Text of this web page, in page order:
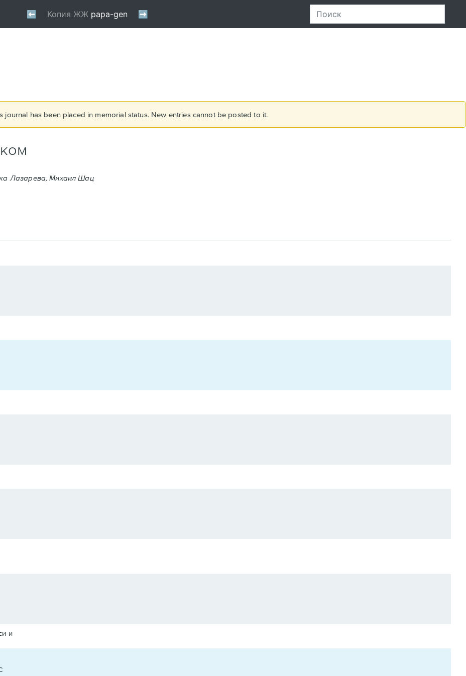
journal has been placed in memorial status. New entries cannot be posted to it.
Лазарева, Михаил Шац
и